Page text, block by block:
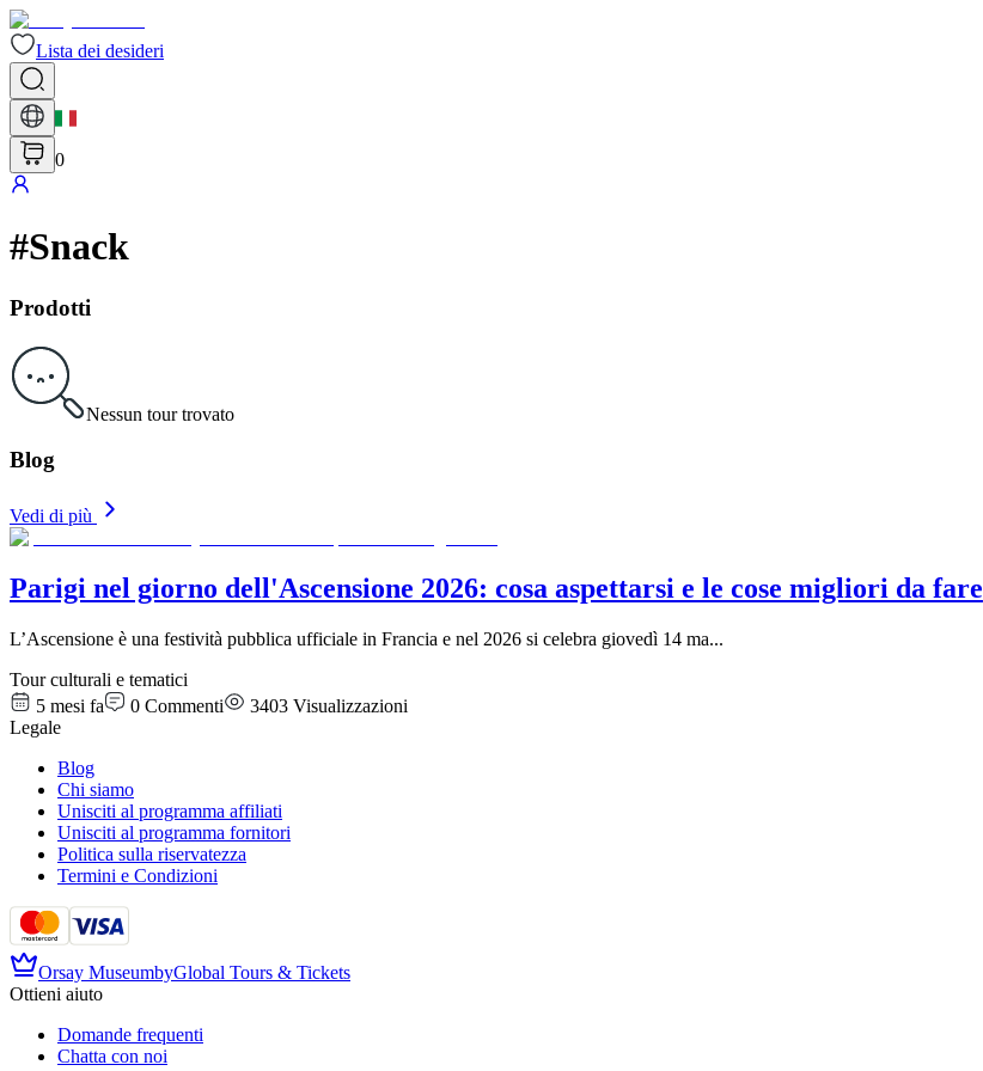
Lista dei desideri
0
#Snack
Prodotti
Nessun tour trovato
Blog
Vedi di più
Parigi nel giorno dell'Ascensione 2026: cosa aspettarsi e le cose migliori da fare
L’Ascensione è una festività pubblica ufficiale in Francia e nel 2026 si celebra giovedì 14 ma...
Tour culturali e tematici
5 mesi fa
0 Commenti 3403 Visualizzazioni
Legale
Blog
Chi siamo
Unisciti al programma affiliati
Unisciti al programma fornitori
Politica sulla riservatezza
Termini e Condizioni
Orsay MuseumbyGlobal Tours & Tickets
Ottieni aiuto
Domande frequenti
Chatta con noi